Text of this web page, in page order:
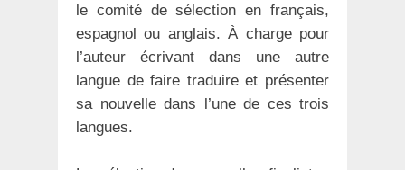
le comité de sélection en français,
espagnol ou anglais. À charge pour
l’auteur écrivant dans une autre
langue de faire traduire et présenter
sa nouvelle dans l’une de ces trois
langues.